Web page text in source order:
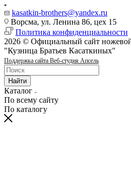
kasatkin-brothers@yandex.ru
Ворсма, ул. Ленина 86, цех 15
Политика конфиденциальности
2026 © Официальный сайт ножевой
"Кузница Братьев Касаткиных"
Поддержка сайта Веб-студия Апсель
Найти
Каталог
По всему сайту
По каталогу